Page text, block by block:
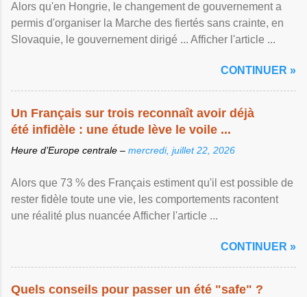
Alors qu'en Hongrie, le changement de gouvernement a
permis d'organiser la Marche des fiertés sans crainte, en
Slovaquie, le gouvernement dirigé ... Afficher l'article ...
CONTINUER »
Un Français sur trois reconnaît avoir déjà
été infidèle : une étude lève le voile ...
Heure d’Europe centrale – mercredi, juillet 22, 2026
Alors que 73 % des Français estiment qu'il est possible de
rester fidèle toute une vie, les comportements racontent
une réalité plus nuancée Afficher l'article ...
CONTINUER »
Quels conseils pour passer un été "safe" ?